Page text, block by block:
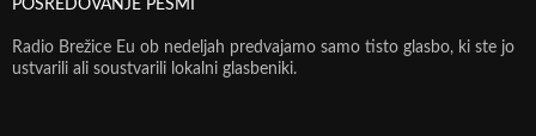
POSREDOVANJE PESMI
Radio Brežice Eu ob nedeljah predvajamo samo tisto glasbo, ki ste jo
ustvarili ali soustvarili lokalni glasbeniki.